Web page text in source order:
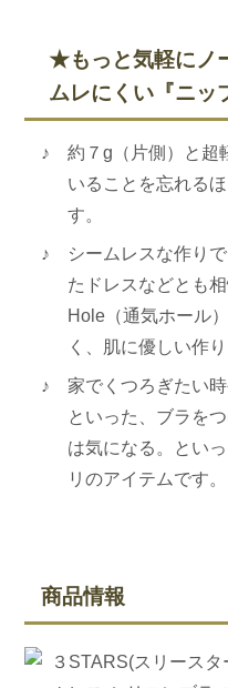
★もっと気軽にノ
ムレにくい『ニ
約７g（片側）と超
いることを忘れる
す。
シームレスな作り
たドレスなどとも
Hole（通気ホール
く、肌に優しい作
家でくつろぎたい
といった、ブラを
は気になる。とい
リのアイテムです。
商品情報